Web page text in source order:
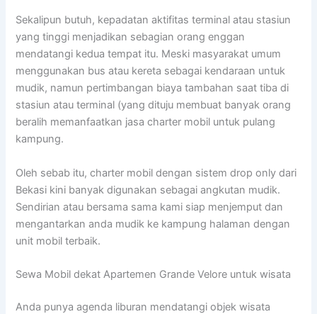
Sekalipun butuh, kepadatan aktifitas terminal atau stasiun
yang tinggi menjadikan sebagian orang enggan
mendatangi kedua tempat itu. Meski masyarakat umum
menggunakan bus atau kereta sebagai kendaraan untuk
mudik, namun pertimbangan biaya tambahan saat tiba di
stasiun atau terminal (yang dituju membuat banyak orang
beralih memanfaatkan jasa charter mobil untuk pulang
kampung.
Oleh sebab itu, charter mobil dengan sistem drop only dari
Bekasi kini banyak digunakan sebagai angkutan mudik.
Sendirian atau bersama sama kami siap menjemput dan
mengantarkan anda mudik ke kampung halaman dengan
unit mobil terbaik.
Sewa Mobil dekat Apartemen Grande Velore untuk wisata
Anda punya agenda liburan mendatangi objek wisata